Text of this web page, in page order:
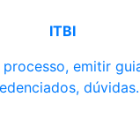
ITBI
emitir
dúvidas.